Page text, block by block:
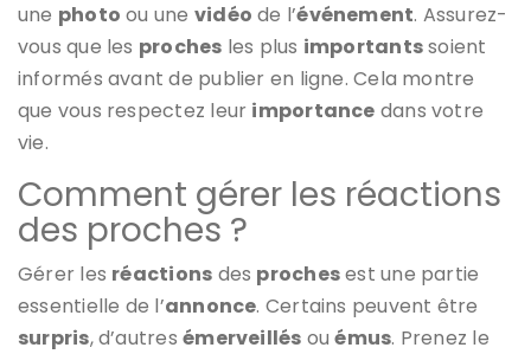
une photo ou une vidéo de l’événement. Assurez-
vous que les proches les plus importantssoient
informés avant de publier en ligne. Cela montre
que vous respectez leur importance dans votre
vie.
Comment gérer les réactions
des proches ?
Gérer les réactions des prochesest une partie
essentielle de l’annonce. Certains peuvent être
surpris, d’autresémerveillés ouémus. Prenez le